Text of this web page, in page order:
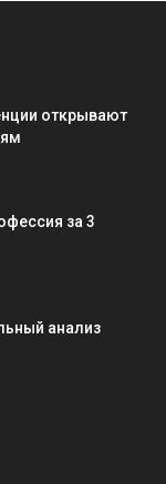
открывают
за 3
анализ